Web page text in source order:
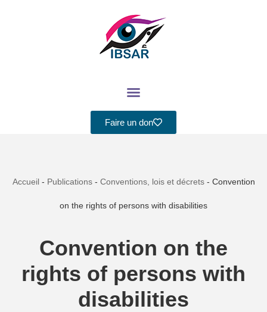
Faire un don
Accueil- Publications- Conventions, lois et décrets- Convention
on the rights of persons with disabilities
Convention on the
rights of persons with
disabilities